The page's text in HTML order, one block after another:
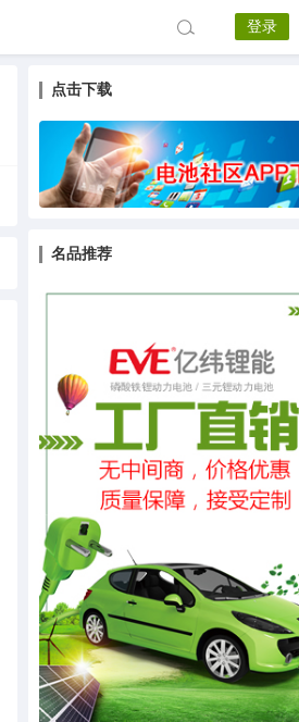
登录
点击下载
名品推荐